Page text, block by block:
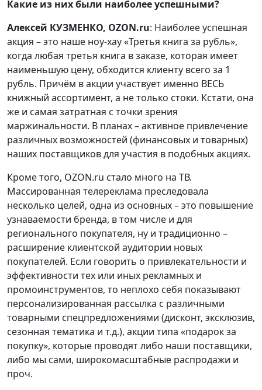
Какие из них были наиболее успешными?
Алексей КУЗМЕНКО, OZON.ru: Наиболее успешная
акция – это наше ноу-хау «Третья книга за рубль»,
когда любая третья книга в заказе, которая имеет
наименьшую цену, обходится клиенту всего за 1
рубль. Причём в акции участвует именно ВЕСЬ
книжный ассортимент, а не только стоки. Кстати, она
же и самая затратная с точки зрения
маржинальности. В планах – активное привлечение
различных возможностей (финансовых и товарных)
наших поставщиков для участия в подобных акциях.
Кроме того, OZON.ru стало много на ТВ.
Массированная телереклама преследовала
несколько целей, одна из основных – это повышение
узнаваемости бренда, в том числе и для
регионального покупателя, ну и традиционно –
расширение клиентской аудитории новых
покупателей. Если говорить о привлекательности и
эффективности тех или иных рекламных и
промоинструментов, то неплохо себя показывают
персонализированная рассылка с различными
товарными спецпредложениями (дисконт, эксклюзив,
сезонная тематика и т.д.), акции типа «подарок за
покупку», которые проводят либо наши поставщики,
либо мы сами, широкомасштабные распродажи и
проч.